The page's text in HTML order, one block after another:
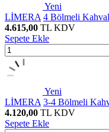
Yeni
LİMERA 4 Bölmeli
4.615,00 TL KDV
Sepete Ekle
Yeni
LİMERA 3-4 Bölmeli
4.120,00 TL KDV
Sepete Ekle